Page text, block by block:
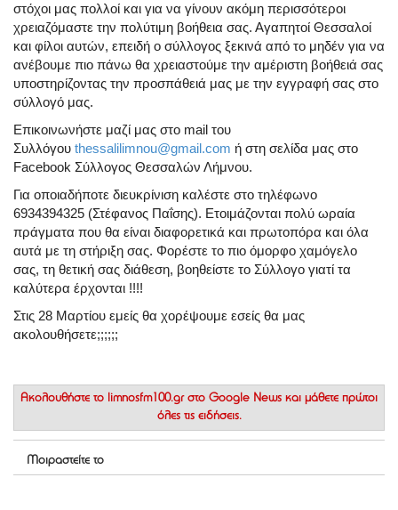
στόχοι μας πολλοί και για να γίνουν ακόμη περισσότεροι
χρειαζόμαστε την πολύτιμη βοήθεια σας. Αγαπητοί Θεσσαλοί
και φίλοι αυτών, επειδή ο σύλλογος ξεκινά από το μηδέν για να
ανέβουμε πιο πάνω θα χρειαστούμε την αμέριστη βοήθειά σας
υποστηρίζοντας την προσπάθειά μας με την εγγραφή σας στο
σύλλογό μας.
Επικοινωνήστε μαζί μας στο mail του
Συλλόγου thessalilimnou@gmail.com ή στη σελίδα μας στο
Facebook Σύλλογος Θεσσαλών Λήμνου.
Για οποιαδήποτε διευκρίνιση καλέστε στο τηλέφωνο
6934394325 (Στέφανος Παΐσης). Ετοιμάζονται πολύ ωραία
πράγματα που θα είναι διαφορετικά και πρωτοπόρα και όλα
αυτά με τη στήριξη σας. Φορέστε το πιο όμορφο χαμόγελο
σας, τη θετική σας διάθεση, βοηθείστε το Σύλλογο γιατί τα
καλύτερα έρχονται !!!!
Στις 28 Μαρτίου εμείς θα χορέψουμε εσείς θα μας
ακολουθήσετε;;;;;;
Ακολουθήστε το limnosfm100.gr στο Google News και μάθετε πρώτοι
όλες τις ειδήσεις.
Μοιραστείτε το